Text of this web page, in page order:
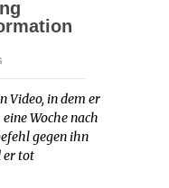
Video, in dem er
Woche nach
gegen ihn
er tot